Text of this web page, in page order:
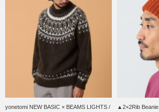
yonetomi NEW BASIC × BEAMS LIGHTS /
▲2×2Rib Beanie